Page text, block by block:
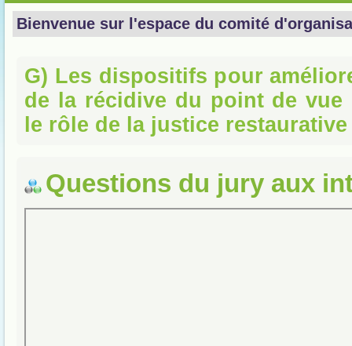
Bienvenue sur l'espace du comité
G) Les dispositifs pour
de la récidive du point de vue
le rôle de la justice restaurative
Questions du jury aux